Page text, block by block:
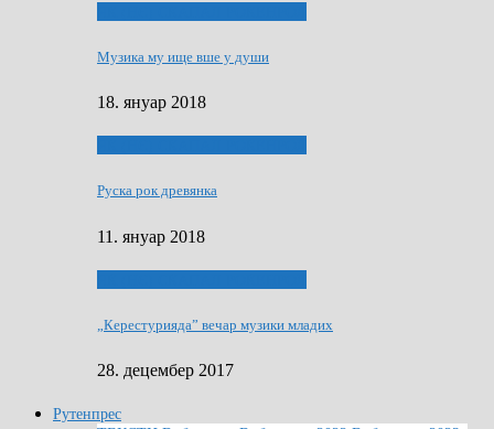
Музика му ище вше у души
18. януар 2018
Руска рок древянка
11. януар 2018
„Керестурияда” вечар музики младих
28. децембер 2017
Рутенпрес